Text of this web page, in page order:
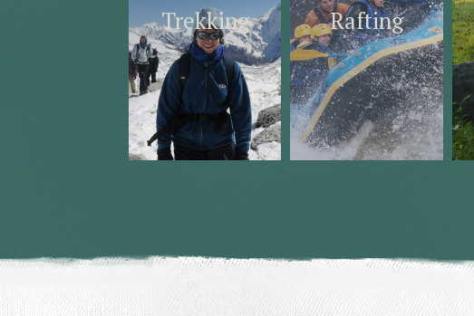
Trekking Rafting